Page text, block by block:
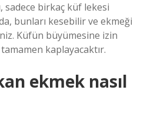
sadece birkaç küf lekesi
bunları kesebilir ve ekmeği
Küfün büyümesine izin
kaplayacaktır.
ekmek nasıl